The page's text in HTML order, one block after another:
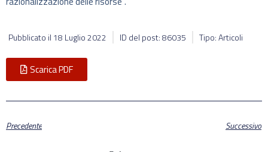
Pubblicato il 18 Luglio 2022 ID del post: 86035 Tipo: Articoli
Scarica PDF
Precedente Successivo